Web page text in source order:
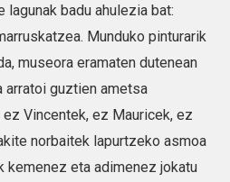
lagunak badu ahulezia bat:
Munduko pinturarik
museora eramaten dutenean
arratoi guztien ametsa
Vincentek, ez Mauricek, ez
norbaitek lapurtzeko asmoa
kemenez eta adimenez jokatu